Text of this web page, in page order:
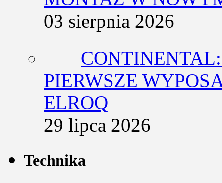
03 sierpnia 2026
PIERWSZE
ELROQ
29 lipca 2026
Technika